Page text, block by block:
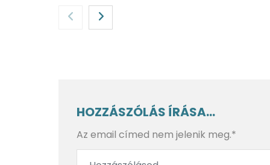
HOZZÁSZÓLÁS ÍRÁSA...
Az email címed nem jelenik meg.*